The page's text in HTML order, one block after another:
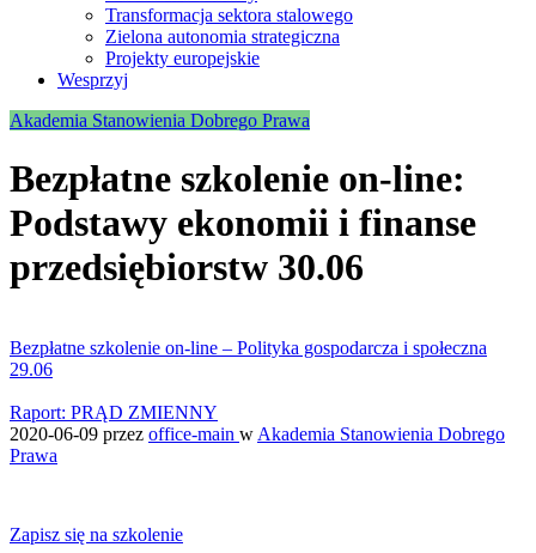
Transformacja sektora stalowego
Zielona autonomia strategiczna
Projekty europejskie
Wesprzyj
Akademia Stanowienia Dobrego Prawa
Bezpłatne szkolenie on-line:
Podstawy ekonomii i finanse
przedsiębiorstw 30.06
Bezpłatne szkolenie on-line – Polityka gospodarcza i społeczna
29.06
Raport: PRĄD ZMIENNY
2020-06-09 przez office-main w Akademia Stanowienia Dobrego
Prawa
Zapisz się na szkolenie